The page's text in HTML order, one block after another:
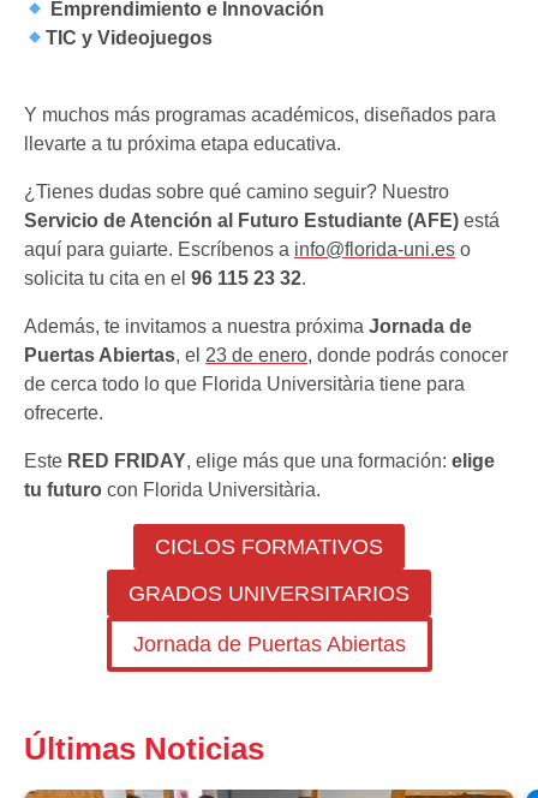
Emprendimiento e Innovación
TIC y Videojuegos
Y muchos más programas académicos, diseñados para
llevarte a tu próxima etapa educativa.
¿Tienes dudas sobre qué camino seguir? Nuestro
Servicio de Atención al Futuro Estudiante (AFE) está
aquí para guiarte. Escríbenos a info@florida-uni.es o
solicita tu cita en el 96 115 23 32.
Además, te invitamos a nuestra próxima Jornada de
Puertas Abiertas, el 23 de enero, donde podrás conocer
de cerca todo lo que Florida Universitària tiene para
ofrecerte.
Este RED FRIDAY, elige más que una formación: elige
tu futuro con Florida Universitària.
CICLOS FORMATIVOS
GRADOS UNIVERSITARIOS
Jornada de Puertas Abiertas
Últimas Noticias